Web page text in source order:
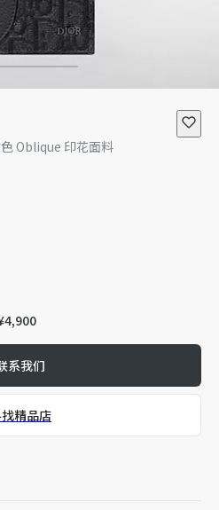
Oblique 印花面料
系我们
精品店